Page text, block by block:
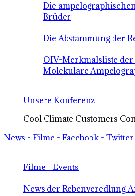
Die
Brüder
Die Abstammung der
OIV-Merkmalsliste der
Molekulare
Unsere Konferenz
Cool Climate Customers
News - Filme - Facebook - Twitter
Filme - Events
News der Rebenveredlung